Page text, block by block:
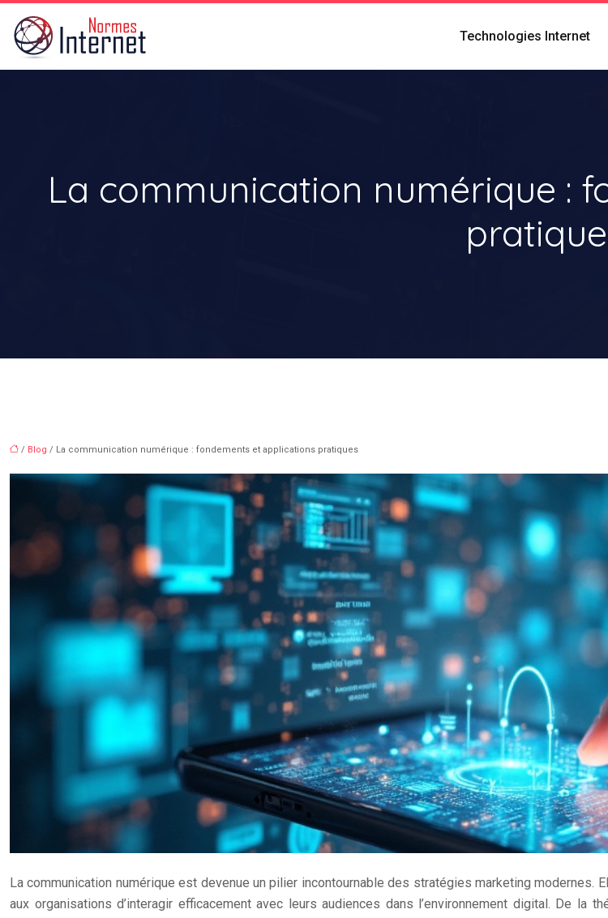
Technologies Internet
La communication numérique :
/ Blog / La communication numérique : fondements et applications pratiques
La communication numérique est devenue un pilier incontournable des stratégies marketing
aux organisations d’interagir efficacement avec leurs audiences dans l’environnement digital. De